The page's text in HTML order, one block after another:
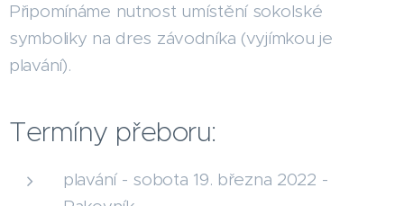
Připomínáme nutnost umístění sokolské
symboliky na dres závodníka (vyjímkou je
plavání).
Termíny přeboru:
plavání - sobota 19. března 2022 -